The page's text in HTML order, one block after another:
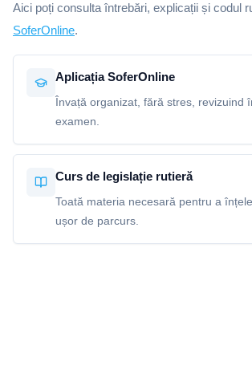
Aici poți consulta întrebări, explicații și codul
SoferOnline.
Aplicația SoferOnline
Învață organizat, fără stres, revizuind
examen.
Curs de legislație rutieră
Toată materia necesară pentru a
ușor de parcurs.